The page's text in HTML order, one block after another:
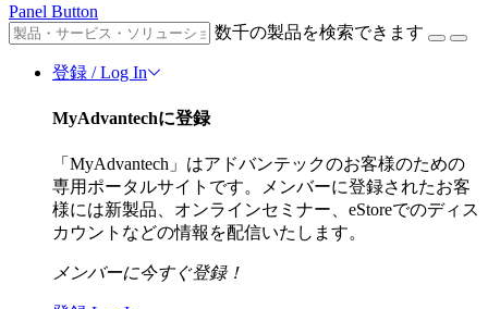
Panel Button
数千の製品を検索できます
登録 / Log In
MyAdvantechに登録
「MyAdvantech」はアドバンテックのお客様のための
専用ポータルサイトです。メンバーに登録されたお客
様には新製品、オンラインセミナー、eStoreでのディス
カウントなどの情報を配信いたします。
メンバーに今すぐ登録！